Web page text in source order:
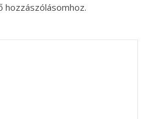
hozzászólásomhoz.